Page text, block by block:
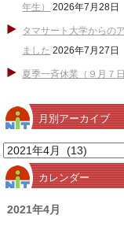
年生）
2026年7月28日
タマサート大学からの
ました 2026年7月27日
夏季一斉休業（９月７
月別アーカイブ
月
別
ア
ー
カレンダー
2021年4月